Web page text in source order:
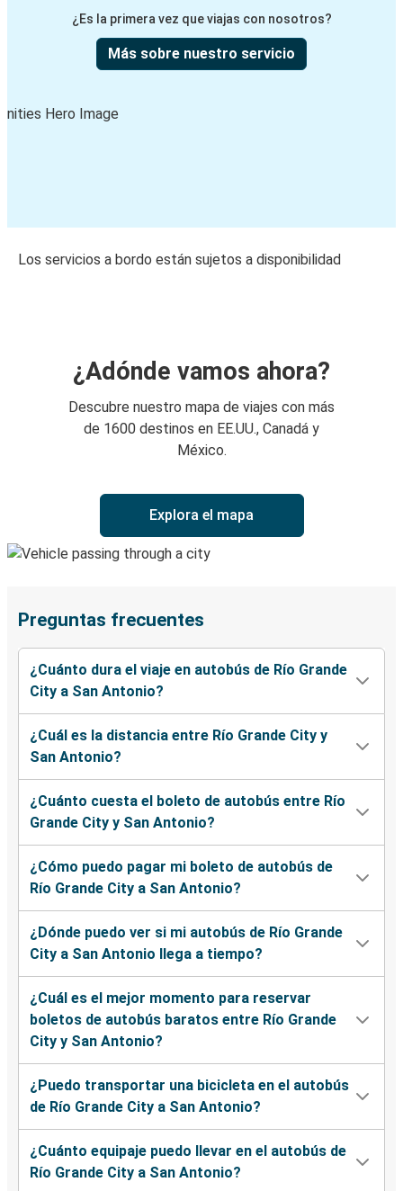
¿Es la primera vez que viajas con nosotros?
Más sobre nuestro servicio
Los servicios a bordo están sujetos a disponibilidad
¿Adónde vamos ahora?
Descubre nuestro mapa de viajes con más
de 1600 destinos en EE.UU., Canadá y
México.
Explora el mapa
Preguntas frecuentes
¿Cuánto dura el viaje en autobús de Río Grande
City a San Antonio?
¿Cuál es la distancia entre Río Grande City y
San Antonio?
¿Cuánto cuesta el boleto de autobús entre Río
Grande City y San Antonio?
¿Cómo puedo pagar mi boleto de autobús de
Río Grande City a San Antonio?
¿Dónde puedo ver si mi autobús de Río Grande
City a San Antonio llega a tiempo?
¿Cuál es el mejor momento para reservar
boletos de autobús baratos entre Río Grande
City y San Antonio?
¿Puedo transportar una bicicleta en el autobús
de Río Grande City a San Antonio?
¿Cuánto equipaje puedo llevar en el autobús de
Río Grande City a San Antonio?